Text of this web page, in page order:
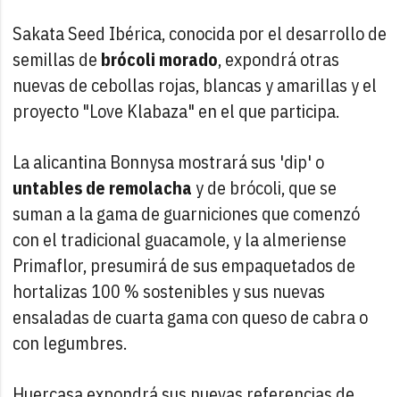
Sakata Seed Ibérica, conocida por el desarrollo de
semillas de brócoli morado, expondrá otras
nuevas de cebollas rojas, blancas y amarillas y el
proyecto "Love Klabaza" en el que participa.
La alicantina Bonnysa mostrará sus 'dip' o
untables de remolachay de brócoli, que se
suman a la gama de guarniciones que comenzó
con el tradicional guacamole, y la almeriense
Primaflor, presumirá de sus empaquetados de
hortalizas 100 % sostenibles y sus nuevas
ensaladas de cuarta gama con queso de cabra o
con legumbres.